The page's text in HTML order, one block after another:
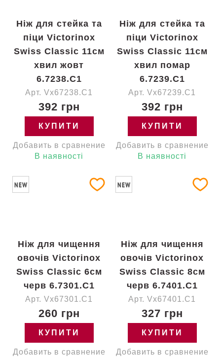
Ніж для стейка та
піци Victorinox
Swiss Classic 11см
хвил жовт
6.7238.C1
Арт. Vx67238.C1
392 грн
КУПИТИ
Добавить в сравнение
В наявності
Ніж для стейка та
піци Victorinox
Swiss Classic 11см
хвил помар
6.7239.C1
Арт. Vx67239.C1
392 грн
КУПИТИ
Добавить в сравнение
В наявності
NEW
Ніж для чищення
овочів Victorinox
Swiss Classic 6см
черв 6.7301.C1
Арт. Vx67301.C1
260 грн
КУПИТИ
Добавить в сравнение
NEW
Ніж для чищення
овочів Victorinox
Swiss Classic 8см
черв 6.7401.C1
Арт. Vx67401.C1
327 грн
КУПИТИ
Добавить в сравнение